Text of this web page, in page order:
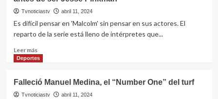
actualmente
el
primer
actor
Aroldo
Tvnoticiastv abril 11, 2024
Es difícil pensar en 'Malcolm' sin pensar en sus actores. El
reparto de la serie está lleno de intérpretes que...
Leer másLeer
más
Paul
quiso
Deportes
Falleció Manuel Medina, el “Number One” del turf
Tvnoticiastv abril 11, 2024